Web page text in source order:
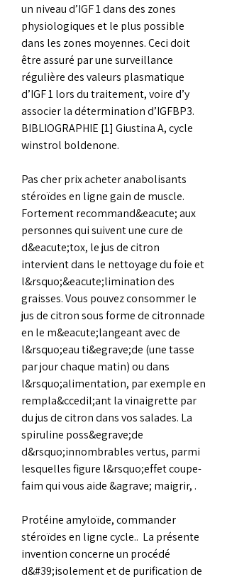
un niveau d’IGF 1 dans des zones
physiologiques et le plus possible
dans les zones moyennes. Ceci doit
être assuré par une surveillance
régulière des valeurs plasmatique
d’IGF 1 lors du traitement, voire d’y
associer la détermination d’IGFBP3.
BIBLIOGRAPHIE [1] Giustina A, cycle
winstrol boldenone.
Pas cher prix acheter anabolisants
stéroïdes en ligne gain de muscle.
Fortement recommand&eacute; aux
personnes qui suivent une cure de
d&eacute;tox, le jus de citron
intervient dans le nettoyage du foie et
l&rsquo;&eacute;limination des
graisses. Vous pouvez consommer le
jus de citron sous forme de citronnade
en le m&eacute;langeant avec de
l&rsquo;eau ti&egrave;de (une tasse
par jour chaque matin) ou dans
l&rsquo;alimentation, par exemple en
rempla&ccedil;ant la vinaigrette par
du jus de citron dans vos salades. La
spiruline poss&egrave;de
d&rsquo;innombrables vertus, parmi
lesquelles figure l&rsquo;effet coupe-
faim qui vous aide &agrave; maigrir, .
Protéine amyloïde, commander
stéroïdes en ligne cycle..  La présente
invention concerne un procédé
d&#39;isolement et de purification de